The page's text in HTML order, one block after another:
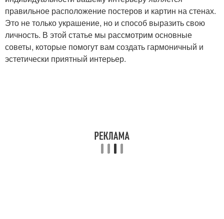
правильное расположение постеров и картин на стенах.
Это не только украшение, но и способ выразить свою
личность. В этой статье мы рассмотрим основные
советы, которые помогут вам создать гармоничный и
эстетически приятный интерьер.